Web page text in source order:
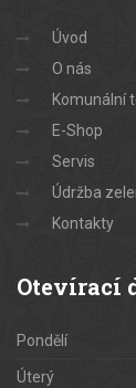
Úvod
O nás
Komunální
E-Shop
Servis
Údržba
Kontakty
Otevírací
Pondělí
Úterý